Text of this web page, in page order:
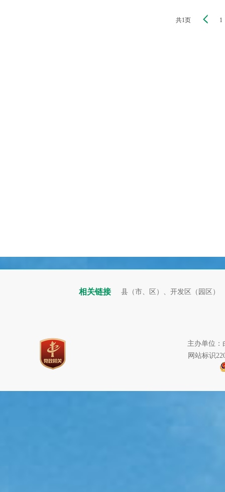
共1页 1
相关链接 县（市、区）、开发区（园区）
主办单位：
网站标识